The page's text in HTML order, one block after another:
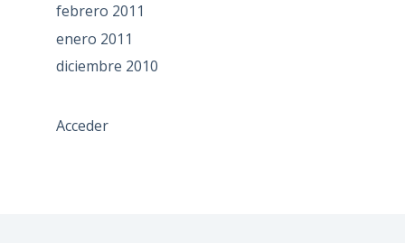
febrero 2011
enero 2011
diciembre 2010
Acceder